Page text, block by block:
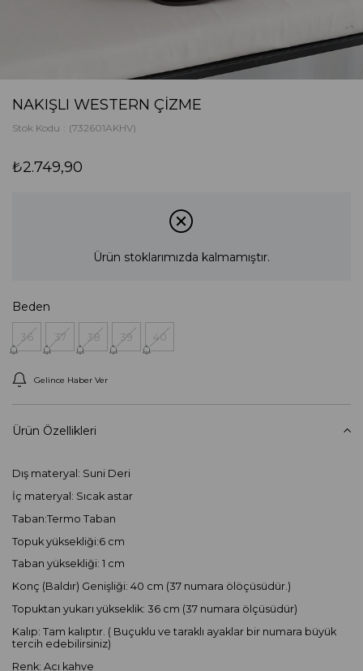
NAKIŞLI WESTERN ÇIZME
Stok Kodu (732601AKHV)
₺2.749,90
Ürün stoklarımızda kalmamıştır.
Beden
36 37 38 39 40
Gelince Haber Ver
Ürün Özellikleri
Dış materyal: Suni Deri
İç materyal: Sıcak astar
Taban:Termo Taban
Topuk yüksekliği:6 cm
Taban yüksekliği: 1 cm
Konç (Baldır) Genişliği: 40 cm (37 numara ölöçüsüdür.)
Topuktan yukarı yükseklik: 36 cm (37 numara ölçüsüdür)
Kalıp: Tam kalıptır. ( Buçuklu ve taraklı ayaklar bir numara büyük
tercih edebilirsiniz)
Renk: Acı kahve